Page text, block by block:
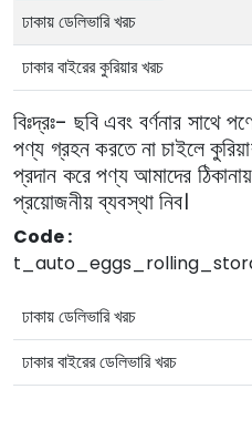
ঢাকায় ডেলিভারি খরচ
ঢাকার বাইরের কুরিয়ার খরচ
বিঃদ্রঃ- ছবি এবং বর্ণনার সাথে
পণ্য গ্রহন করতে না চাইলে
প্রদান করে পণ্য আমাদের
প্রয়োজনীয় ব্যবস্থা নিব।
Code :
ঢাকায় ডেলিভারি খরচ
ঢাকার বাইরের ডেলিভারি খরচ